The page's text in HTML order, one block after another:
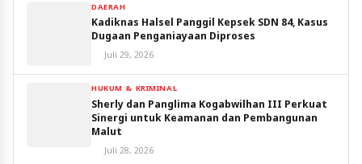
DAERAH
Kadiknas Halsel Panggil Kepsek SDN 84, Kasus
Dugaan Penganiayaan Diproses
Juli 29, 2026
HUKUM & KRIMINAL
Sherly dan Panglima Kogabwilhan III Perkuat
Sinergi untuk Keamanan dan Pembangunan
Malut
Juli 28, 2026